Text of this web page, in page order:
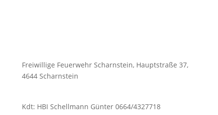
Freiwillige Feuerwehr Scharnstein, Hauptstraße 37,
4644 Scharnstein
Kdt: HBI Schellmann Günter 0664/4327718